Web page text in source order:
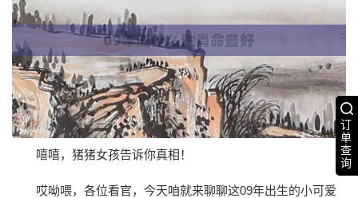
订
单
查
询
嘻嘻，猪猪女孩告诉你真相！
哎呦喂，各位看官，今天咱就来聊聊这09年出生的小可爱